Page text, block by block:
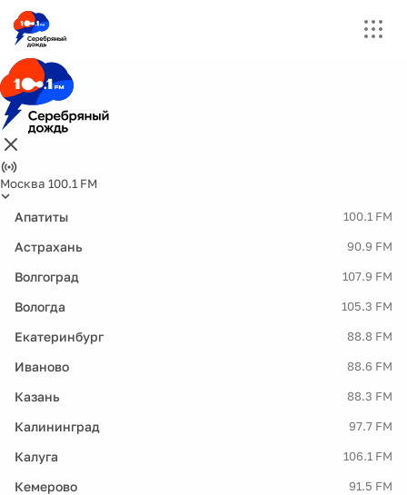
Москва 100.1 FM
Апатиты 100.1 FM
Астрахань 90.9 FM
Волгоград 107.9 FM
Вологда 105.3 FM
Екатеринбург 88.8 FM
Иваново 88.6 FM
Казань 88.3 FM
Калининград 97.7 FM
Калуга 106.1 FM
Кемерово 91.5 FM